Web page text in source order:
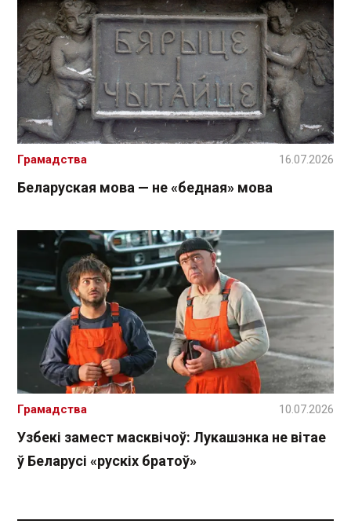
Беларуская мова — не «бедная» мова
Грамадства 16.07.2026
Узбекі замест масквічоў: Лукашэнка не вітае
ў Беларусі «рускіх братоў»
Грамадства 10.07.2026